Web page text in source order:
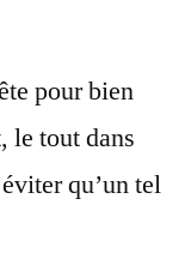
pour bien
le tout dans
qu’un tel